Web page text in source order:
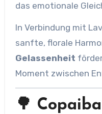
das emotionale
In Verbindung mit
sanfte, florale
Gelassenheit
Moment zwischen
🌳